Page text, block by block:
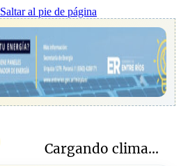
Saltar al pie de página
Cargando clima...